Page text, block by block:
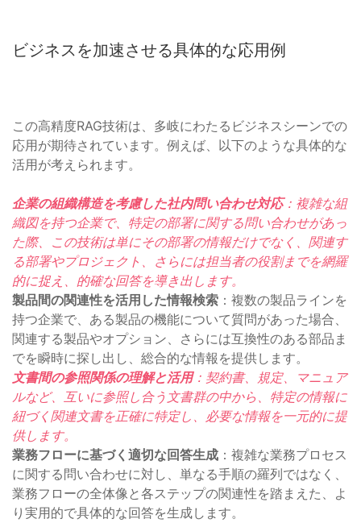
ビジネスを加速させる具体的な応用例
この高精度RAG技術は、多岐にわたるビジネスシーンでの
応用が期待されています。例えば、以下のような具体的な
活用が考えられます。
企業の組織構造を考慮した社内問い合わせ対応：複雑な組
織図を持つ企業で、特定の部署に関する問い合わせがあっ
た際、この技術は単にその部署の情報だけでなく、関連す
る部署やプロジェクト、さらには担当者の役割までを網羅
的に捉え、的確な回答を導き出します。
製品間の関連性を活用した情報検索 ：複数の製品ラインを
持つ企業で、ある製品の機能について質問があった場合、
関連する製品やオプション、さらには互換性のある部品ま
でを瞬時に探し出し、総合的な情報を提供します。
文書間の参照関係の理解と活用：契約書、規定、マニュア
ルなど、互いに参照し合う文書群の中から、特定の情報に
紐づく関連文書を正確に特定し、必要な情報を一元的に提
供します。
業務フローに基づく適切な回答生成 ：複雑な業務プロセス
に関する問い合わせに対し、単なる手順の羅列ではなく、
業務フローの全体像と各ステップの関連性を踏まえた、よ
り実用的で具体的な回答を生成します。